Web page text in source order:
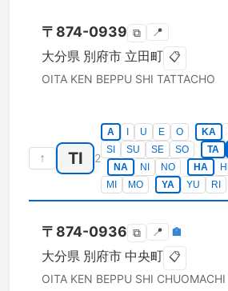
〒 874-0939 ⧉ 📍
大分県 別府市 立田町 📋
OITA KEN BEPPU SHI TATTACHO
↑ TI 2
A U E O KA
SI
SU SE SO TA
NA
NI NO HA HI
MI
MO YA YU RI
〒 874-0936 ⧉ 📍 🏣
大分県 別府市 中央町 📋
OITA KEN BEPPU SHI CHUOMACHI